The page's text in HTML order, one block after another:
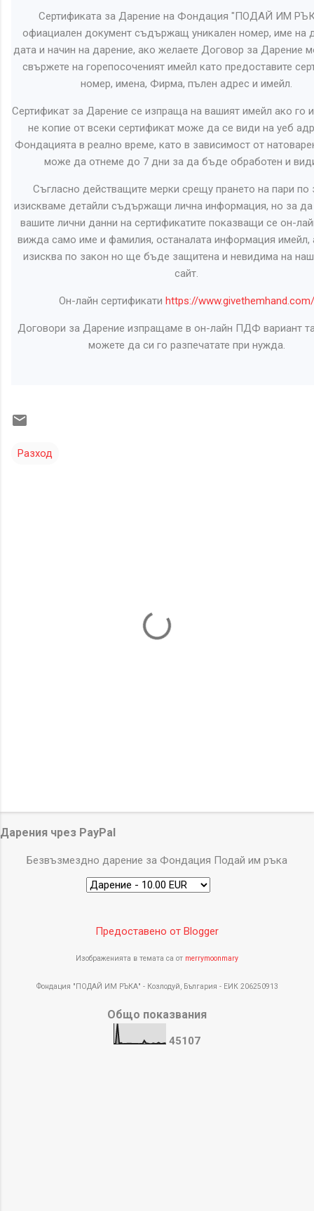
Сертификата за Дарение на Фондация "ПОДАЙ ИМ
офиациален документ съдържащ уникален номер, име на
дата и начин на дарение, ако желаете Договор за Дарение
свържете на горепосоченият имейл като предоставите
номер, имена, Фирма, пълен адрес и имейл.
Сертификат за Дарение се изпраща на вашият имейл ако го
не копие от всеки сертификат може да се види на уеб
Фондацията в реално време, като в зависимост от
може да отнеме до 7 дни за да бъде обработен и
Съгласно действащите мерки срещу прането на пари по
изискваме детайли съдържащи лична информация, но за
вашите лични данни на сертификатите показващи се он-
вижда само име и фамилия, останалата информация имейл,
изисква по закон но ще бъде защитена и невидима на
сайт.
Он-лайн сертификати https://www.givethemhand.com/
Договори за Дарение изпращаме в он-лайн ПДФ вариант
можете да си го разпечатате при нужда.
Разход
Дарения чрез PayPal
Безвъзмездно дарение за Фондация Подай им ръка
Предоставено от Blogger
Изображенията в темата са от merrymoonmary
Фондация "ПОДАЙ ИМ РЪКА" - Козлодуй, България - ЕИК 206250913
Общо показвания
451 07